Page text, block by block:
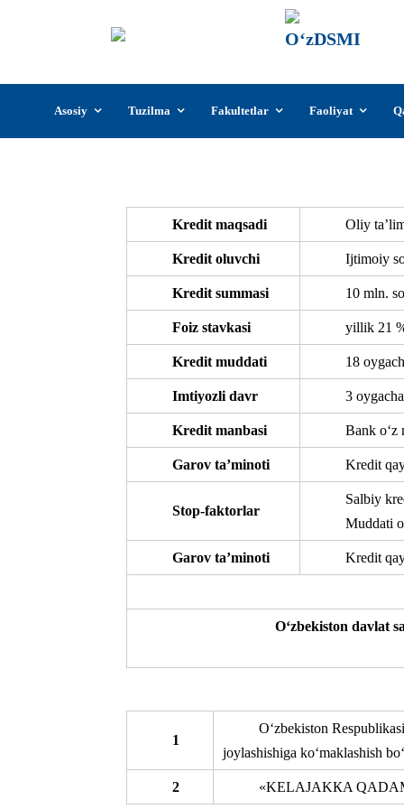
content
Asosiy Tuzilma Fakultetlar Faoliyat
Kredit maqsadi Oliy
Kredit oluvchi Ijtimoiy
Kredit summasi 10 mln.
Foiz stavkasi yillik 21
Kredit muddati 18
Imtiyozli davr 3 oygacha
Kredit manbasi Bank o‘z
Garov ta’minoti Kredit
Stop-faktorlar
Salbiy
Muddati
Garov ta’minoti Kredit
О‘zbekiston davlat
1
О‘zbekiston
joylashishiga kо‘maklashish
2 «KELAJAKКA